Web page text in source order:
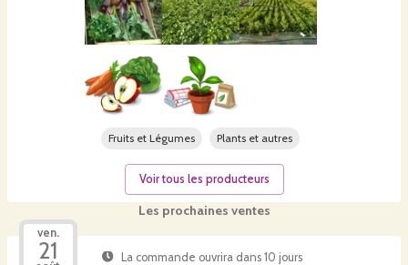
Les prochaines ventes
ven.
21 La commande ouvrira dans 10 jours
Fruits et Légumes Plants et autres
Voir tous les producteurs